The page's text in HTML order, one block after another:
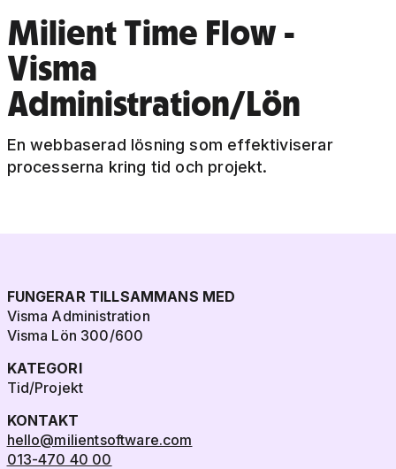
Milient Time Flow -
Visma
Administration/Lön
En webbaserad lösning som effektiviserar
processerna kring tid och projekt.
FUNGERAR TILLSAMMANS MED
Visma Administration
Visma Lön 300/600
KATEGORI
Tid/Projekt
KONTAKT
hello@milientsoftware.com
013-470 40 00